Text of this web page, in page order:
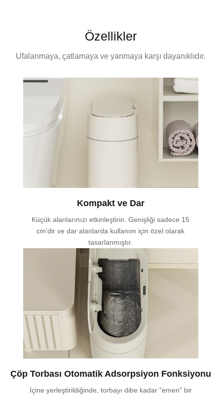
Özellikler
Ufalanmaya, çatlamaya ve yanmaya karşı dayanıklıdır.
Kompakt ve Dar
Küçük alanlarınızı etkinleştirin. Genişliği sadece 15
cm'dir ve dar alanlarda kullanım için özel olarak
tasarlanmıştır.
Çöp Torbası Otomatik Adsorpsiyon Fonksiyonu
İçine yerleştirildiğinde, torbayı dibe kadar "emen" bir